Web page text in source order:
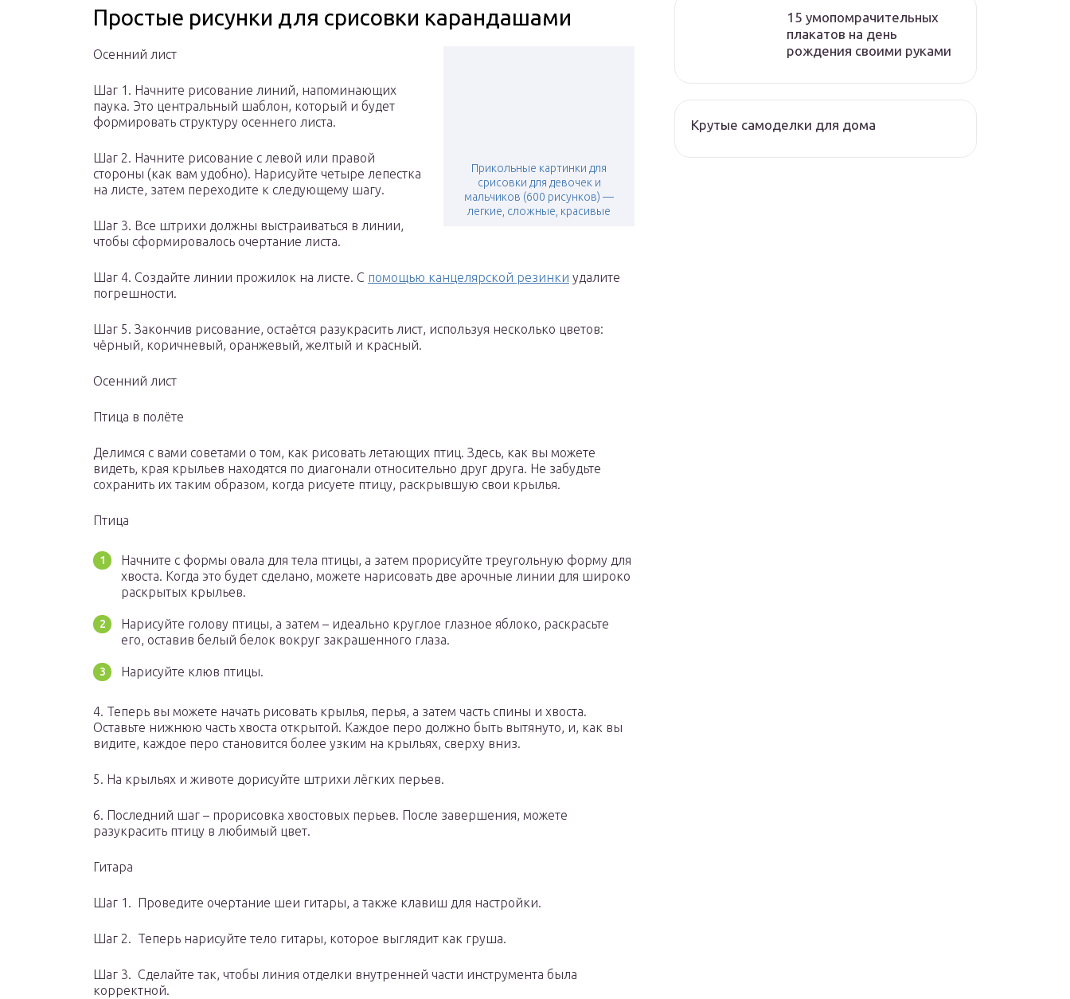
Простые рисунки для срисовки карандашами
Прикольные картинки для
срисовки для девочек и
мальчиков (600 рисунков) —
легкие, сложные, красивые
Осенний лист
Шаг 1. Начните рисование линий, напоминающих
паука. Это центральный шаблон, который и будет
формировать структуру осеннего листа.
Шаг 2. Начните рисование с левой или правой
стороны (как вам удобно). Нарисуйте четыре лепестка
на листе, затем переходите к следующему шагу.
Шаг 3. Все штрихи должны выстраиваться в линии,
чтобы сформировалось очертание листа.
Шаг 4. Создайте линии прожилок на листе. С помощью канцелярской резинки удалите
погрешности.
Шаг 5. Закончив рисование, остаётся разукрасить лист, используя несколько цветов:
чёрный, коричневый, оранжевый, желтый и красный.
Осенний лист
Птица в полёте
Делимся с вами советами о том, как рисовать летающих птиц. Здесь, как вы можете
видеть, края крыльев находятся по диагонали относительно друг друга. Не забудьте
сохранить их таким образом, когда рисуете птицу, раскрывшую свои крылья.
Птица
Начните с формы овала для тела птицы, а затем прорисуйте треугольную форму для
хвоста. Когда это будет сделано, можете нарисовать две арочные линии для широко
раскрытых крыльев.
Нарисуйте голову птицы, а затем – идеально круглое глазное яблоко, раскрасьте
его, оставив белый белок вокруг закрашенного глаза.
Нарисуйте клюв птицы.
4. Теперь вы можете начать рисовать крылья, перья, а затем часть спины и хвоста.
Оставьте нижнюю часть хвоста открытой. Каждое перо должно быть вытянуто, и, как вы
видите, каждое перо становится более узким на крыльях, сверху вниз.
5. На крыльях и животе дорисуйте штрихи лёгких перьев.
6. Последний шаг – прорисовка хвостовых перьев. После завершения, можете
разукрасить птицу в любимый цвет.
Гитара
Шаг 1. Проведите очертание шеи гитары, а также клавиш для настройки.
Шаг 2. Теперь нарисуйте тело гитары, которое выглядит как груша.
Шаг 3. Сделайте так, чтобы линия отделки внутренней части инструмента была
корректной.
15 умопомрачительных
плакатов на день
рождения своими руками
Крутые самоделки для дома